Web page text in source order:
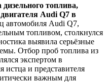
топлива,
Audi Q7 в
автомобиля Audi Q7,
топливом, столкнулся
выявила серьёзные
Отбор проб топлива из
экспертом в
истца и представителя
важным для